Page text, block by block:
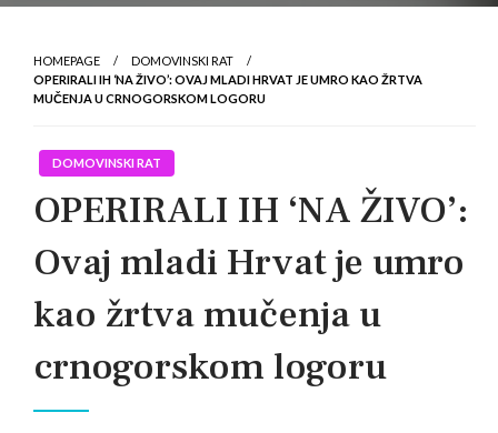
HOMEPAGE
DOMOVINSKI RAT
OPERIRALI IH ‘NA ŽIVO’: OVAJ MLADI HRVAT JE UMRO KAO ŽRTVA
MUČENJA U CRNOGORSKOM LOGORU
DOMOVINSKI RAT
OPERIRALI IH ‘NA ŽIVO’:
Ovaj mladi Hrvat je umro
kao žrtva mučenja u
crnogorskom logoru